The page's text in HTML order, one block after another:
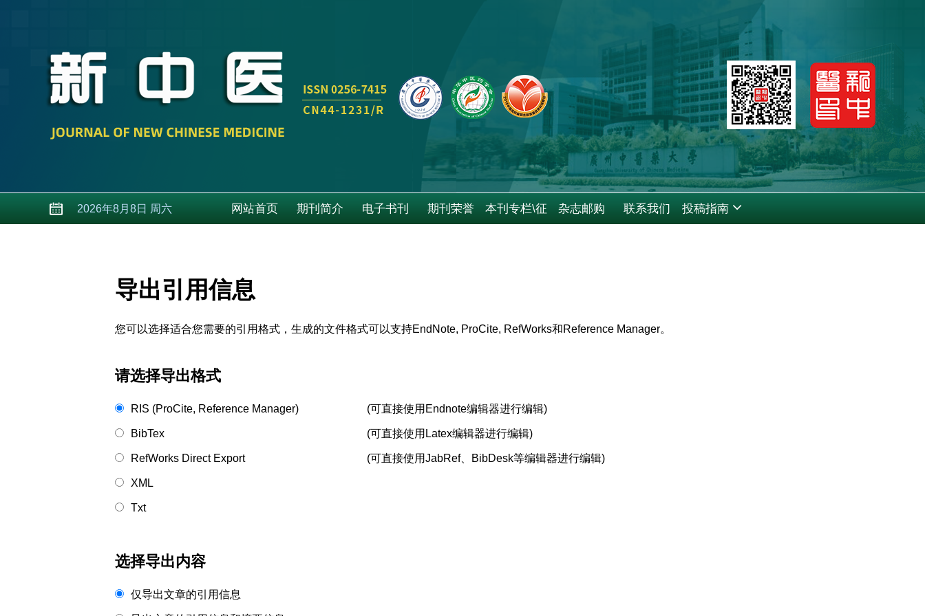
2026年8月8日 周六 网站首页 投稿指南
期刊简介 电子书刊 期刊荣誉 本刊专栏\征 杂志邮购 联系我们
导出引用信息
您可以选择适合您需要的引用格式，生成的文件格式可以支持EndNote, ProCite, RefWorks和Reference Manager。
请选择导出格式
RIS (ProCite, Reference Manager) (可直接使用Endnote编辑器进行编辑)
BibTex (可直接使用Latex编辑器进行编辑)
RefWorks Direct Export (可直接使用JabRef、BibDesk等编辑器进行编辑)
XML
Txt
选择导出内容
仅导出文章的引用信息